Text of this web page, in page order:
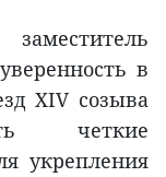
в
XIV созыва
четкие
укрепления